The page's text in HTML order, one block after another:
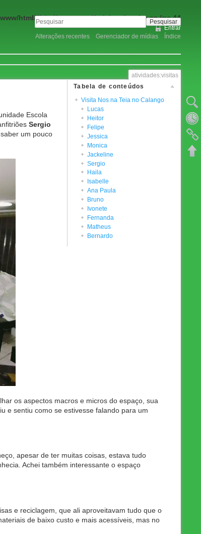
html/lib/tpl/greensteel/tpl_header.phpon line44
Entrar
Pesquisar
Alterações recentes Gerenciador de mídias Índice
atividades:visitas
Tabela de conteúdos
Visita Nos na Teia no Calango
Lucas
Heitor
Felipe
Jessica
Monica
Jackeline
Sergio
Haila
Isabelle
Ana Paula
Bruno
Ivonete
Fernanda
Matheus
Bernardo
Escola
Sergio
um pouco
os aspectos macros e micros do espaço, sua
e sentiu como se estivesse falando para um
apesar de ter muitas coisas, estava tudo
Achei também interessante o espaço
e reciclagem, que ali aproveitavam tudo que o
de baixo custo e mais acessíveis, mas no
Links
Voltar